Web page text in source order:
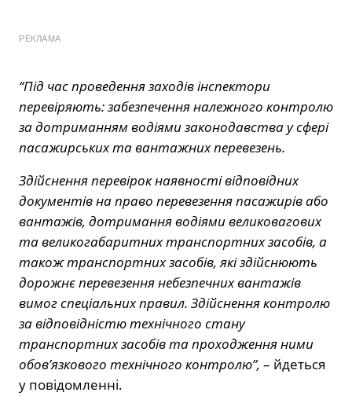
РЕКЛАМА
“Під час проведення заходів інспектори
перевіряють: забезпечення належного контролю
за дотриманням водіями законодавства у сфері
пасажирських та вантажних перевезень.
Здійснення перевірок наявності відповідних
документів на право перевезення пасажирів або
вантажів, дотримання водіями великовагових
та великогабаритних транспортних засобів, а
також транспортних засобів, які здійснюють
дорожнє перевезення небезпечних вантажів
вимог спеціальних правил. Здійснення контролю
за відповідністю технічного стану
транспортних засобів та проходження ними
обовʼязкового технічного контролю”, – йдеться
у повідомленні.